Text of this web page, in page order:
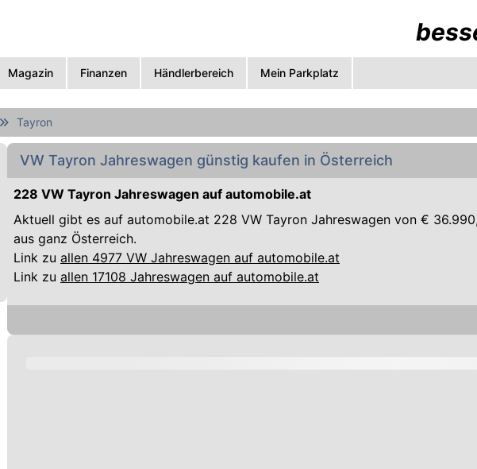
Magazin Finanzen Händlerbereich Mein Parkplatz
Tayron
VW Tayron Jahreswagen günstig kaufen in Österreich
228 VW Tayron Jahreswagen auf automobile.at
Aktuell gibt es auf automobile.at 228 VW Tayron Jahreswagen von €
aus ganz Österreich.
Link zu allen 4977 VW Jahreswagen auf automobile.at
Link zu allen 17108 Jahreswagen auf automobile.at